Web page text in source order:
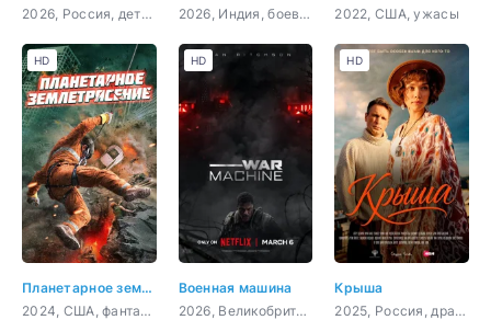
2026, Россия, детектив
2026, Индия, боевик, военный, история
2022, США, ужасы
Планетарное землетрясение
2024, США, фантастика, приключения
HD
Военная машина
2026, Великобритания, Австралия, Новая Зеландия, США, фантастика, боевик
HD
Крыша
2025, Россия, драма, мелодрама
HD